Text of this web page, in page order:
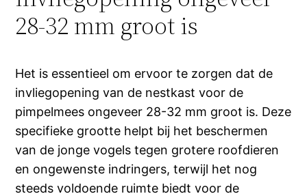
28-32 mm groot is
Het is essentieel om ervoor te zorgen dat de
invliegopening van de nestkast voor de
pimpelmees ongeveer 28-32 mm groot is. Deze
specifieke grootte helpt bij het beschermen
van de jonge vogels tegen grotere roofdieren
en ongewenste indringers, terwijl het nog
steeds voldoende ruimte biedt voor de